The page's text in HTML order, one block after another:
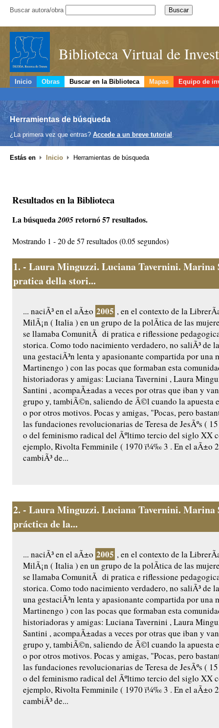
Buscar autora/obra
Biblioteca Virtual de
Inicio Obras Buscar en la Biblioteca Mapas Equipo de
Herramientas de búsqueda
¿La primera vez que entras? Accede a un breve tutorial .
Estás en Inicio Herramientas de búsqueda
Resultados en la Biblioteca
La búsqueda2005retornó 57 resultados.
Mostrando 1 - 20 de 57 resultados (0.05 segundos)
1. - Laura Minguzzi. Luciana Tavernini. Marina
pratica della stori...
... naciÃ³ en el aÃ±o 2005 , en el contexto de la
MilÃ¡n ( Italia ) en un grupo de la polÃ­tica de las
se llamaba ComunitÃ di pratica e riflessione
storica. Como todo nacimiento verdadero, no saliÃ³ de
una gestaciÃ³n lenta y apasionante compartida por una
Martinengo ) con las pocas que formaban esta
historiadoras y amigas: Luciana Tavernini , Laura
Santini , acompaÃ±adas a veces por otras que iban y
grupo y, tambiÃ©n, saliendo de Ã©l cuando la apuesta
o por otros motivos. Pocas y amigas, "Pocas, pero
las fundaciones revolucionarias de Teresa de JesÃºs (
o del feminismo radical del Ãºltimo tercio del siglo XX
ejemplo, Rivolta Femminile ( 1970 ï¼‰ 3 . En el aÃ±o
cambiÃ³ de...
2. - Laura Minguzzi. Luciana Tavernini. Marina
práctica de la...
... naciÃ³ en el aÃ±o 2005 , en el contexto de la
MilÃ¡n ( Italia ) en un grupo de la polÃ­tica de las
se llamaba ComunitÃ di pratica e riflessione
storica. Como todo nacimiento verdadero, no saliÃ³ de
una gestaciÃ³n lenta y apasionante compartida por una
Martinengo ) con las pocas que formaban esta
historiadoras y amigas: Luciana Tavernini , Laura
Santini , acompaÃ±adas a veces por otras que iban y
grupo y, tambiÃ©n, saliendo de Ã©l cuando la apuesta
o por otros motivos. Pocas y amigas, "Pocas, pero
las fundaciones revolucionarias de Teresa de JesÃºs (
o del feminismo radical del Ãºltimo tercio del siglo XX
ejemplo, Rivolta Femminile ( 1970 ï¼‰ 3 . En el aÃ±o
cambiÃ³ de...